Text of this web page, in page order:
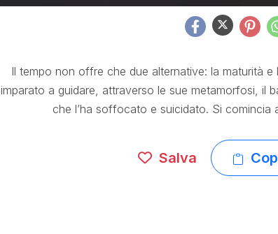
Il tempo non offre che due alternative: la maturità e
imparato a guidare, attraverso le sue metamorfosi, il
che l’ha soffocato e suicidato. Si comincia
Salva